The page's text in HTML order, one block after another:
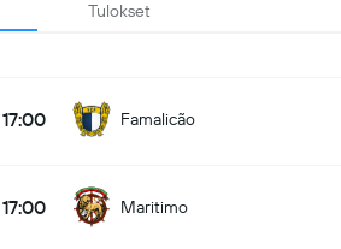
Tulokset
17:00 Famalicão
17:00 Maritimo